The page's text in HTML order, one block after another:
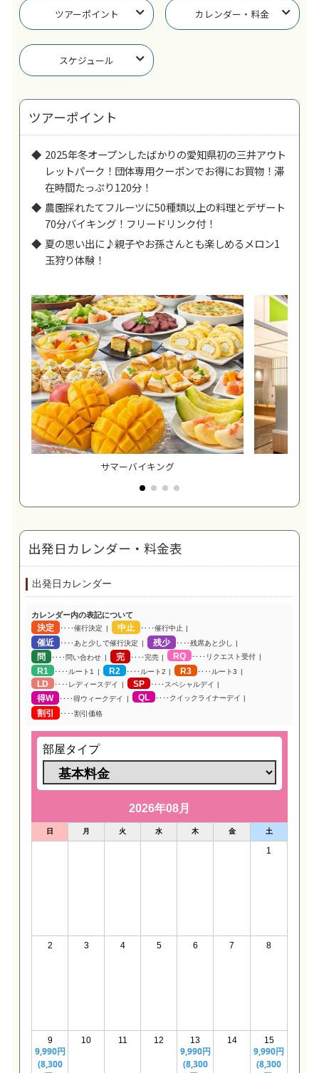
ツアーポイント カレンダー・料金
スケジュール
ツアーポイント
2025年冬オープンしたばかりの愛知県初の三井アウト
レットパーク！団体専用クーポンでお得にお買物！滞
在時間たっぷり120分！
農園採れたてフルーツに50種類以上の料理とデザート
70分バイキング！フリードリンク付！
夏の思い出に♪親子やお孫さんとも楽しめるメロン1
玉狩り体験！
サマーバイキング
出発日カレンダー・料金表
出発日カレンダー
カレンダー内の表記について
決定 ‥‥催行決定 中止 ‥‥催行中止
催近 ‥‥あと少しで催行決定 残少 ‥‥残席あと少し
問 ‥‥問い合わせ 完 ‥‥完売 RQ ‥‥リクエスト受付
R1 ‥‥ルート1 R2 ‥‥ルート2 R3 ‥‥ルート3
LD ‥‥レディースデイ SP ‥‥スペシャルデイ
得W ‥‥得ウィークデイ QL ‥‥クイックライナーデイ
割引 ‥‥割引価格